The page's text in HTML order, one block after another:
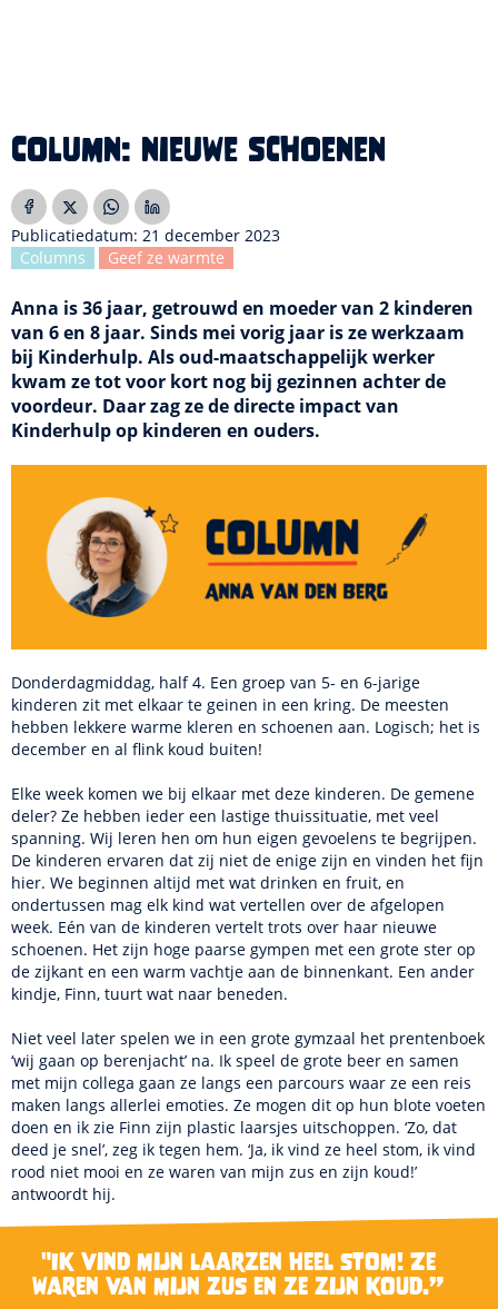
Column: nieuwe schoenen
Publicatiedatum: 21 december 2023
Columns
Geef ze warmte
Anna is 36 jaar, getrouwd en moeder van 2 kinderen
van 6 en 8 jaar. Sinds mei vorig jaar is ze werkzaam
bij Kinderhulp. Als oud-maatschappelijk werker
kwam ze tot voor kort nog bij gezinnen achter de
voordeur. Daar zag ze de directe impact van
Kinderhulp op kinderen en ouders.
Donderdagmiddag, half 4. Een groep van 5- en 6-jarige
kinderen zit met elkaar te geinen in een kring. De meesten
hebben lekkere warme kleren en schoenen aan. Logisch; het is
december en al flink koud buiten!
Elke week komen we bij elkaar met deze kinderen. De gemene
deler? Ze hebben ieder een lastige thuissituatie, met veel
spanning. Wij leren hen om hun eigen gevoelens te begrijpen.
De kinderen ervaren dat zij niet de enige zijn en vinden het fijn
hier. We beginnen altijd met wat drinken en fruit, en
ondertussen mag elk kind wat vertellen over de afgelopen
week. Eén van de kinderen vertelt trots over haar nieuwe
schoenen. Het zijn hoge paarse gympen met een grote ster op
de zijkant en een warm vachtje aan de binnenkant. Een ander
kindje, Finn, tuurt wat naar beneden.
Niet veel later spelen we in een grote gymzaal het prentenboek
‘wij gaan op berenjacht’ na. Ik speel de grote beer en samen
met mijn collega gaan ze langs een parcours waar ze een reis
maken langs allerlei emoties. Ze mogen dit op hun blote voeten
doen en ik zie Finn zijn plastic laarsjes uitschoppen. ‘Zo, dat
deed je snel’, zeg ik tegen hem. ‘Ja, ik vind ze heel stom, ik vind
rood niet mooi en ze waren van mijn zus en zijn koud!’
antwoordt hij.
"Ik vind mijn laarzen heel stom! Ze
waren van mijn zus en ze zijn koud.”